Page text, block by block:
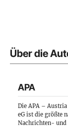
Über die
APA
Die APA –
eG ist die größte
Nachrichten- und